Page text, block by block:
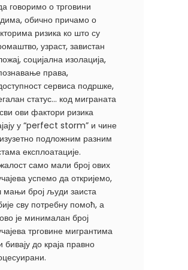
говоримо о трговини
обично причамо о
ризика ко што су
узраст, завистан
социјална изолација,
права,
сервиса подршке,
статус… код миграната
ови фактори ризика
у “perfect storm” и чине
подложним разним
експлоатације.
само мали број ових
успемо да откријемо,
мањи број људи заиста
сву потребну помоћ, а
је минималан број
трговине мигрантима
бивају до краја правно